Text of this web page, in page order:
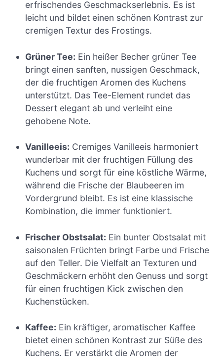
erfrischendes Geschmackserlebnis. Es ist
leicht und bildet einen schönen Kontrast zur
cremigen Textur des Frostings.
Grüner Tee: Ein heißer Becher grüner Tee
bringt einen sanften, nussigen Geschmack,
der die fruchtigen Aromen des Kuchens
unterstützt. Das Tee-Element rundet das
Dessert elegant ab und verleiht eine
gehobene Note.
Vanilleeis: Cremiges Vanilleeis harmoniert
wunderbar mit der fruchtigen Füllung des
Kuchens und sorgt für eine köstliche Wärme,
während die Frische der Blaubeeren im
Vordergrund bleibt. Es ist eine klassische
Kombination, die immer funktioniert.
Frischer Obstsalat: Ein bunter Obstsalat mit
saisonalen Früchten bringt Farbe und Frische
auf den Teller. Die Vielfalt an Texturen und
Geschmäckern erhöht den Genuss und sorgt
für einen fruchtigen Kick zwischen den
Kuchenstücken.
Kaffee: Ein kräftiger, aromatischer Kaffee
bietet einen schönen Kontrast zur Süße des
Kuchens. Er verstärkt die Aromen der